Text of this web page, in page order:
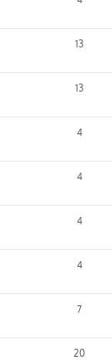
13
13
4
4
4
4
7
20